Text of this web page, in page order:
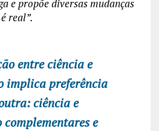
e propõe diversas mudanças
real”.
entre ciência e
implica preferência
ciência e
e